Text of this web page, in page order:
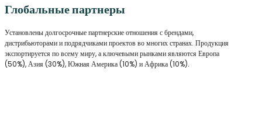
Глобальные партнеры
Установлены долгосрочные партнерские отношения с брендами,
дистрибьюторами и подрядчиками проектов во многих странах. Продукция
экспортируется по всему миру, а ключевыми рынками являются Европа
(50%), Азия (30%), Южная Америка (10%) и Африка (10%).